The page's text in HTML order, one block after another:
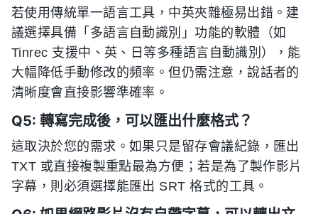
若使用傳統單一語言工具，中英夾雜極易出錯。建
議選擇具備「多語言自動識別」功能的軟體（如
Tinrec 支援中、英、日等多種語言自動識別），能
大幅降低手動修改的頻率。但仍需注意，說話者的
清晰度會直接影響準確率。
Q5: 轉寫完成後，可以匯出什麼格式？
這取決於您的需求。如果只是留存會議紀錄，匯出
TXT 或直接複製重點最為方便；若是為了製作影片
字幕，則必須選擇能匯出 SRT 格式的工具。